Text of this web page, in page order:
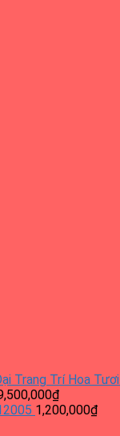
Trang Trí Hoa Tươi
₫
1,200,000₫